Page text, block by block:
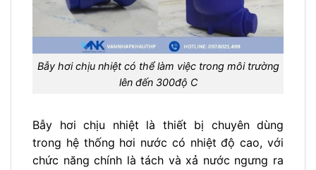
Bẫy hơi chịu nhiệt có thể làm việc trong môi trường
lên đến 300độ C
Bẫy hơi chịu nhiệt là thiết bị chuyên dùng
trong hệ thống hơi nước có nhiệt độ cao, với
chức năng chính là tách và xả nước ngưng ra